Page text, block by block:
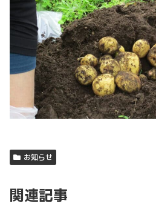
お知らせ
関連記事